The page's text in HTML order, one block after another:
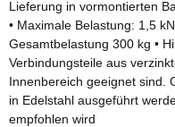
Lieferung in vormontierten
• Maximale Belastung: 1,5
Gesamtbelastung 300 kg •
Verbindungsteile aus
Innenbereich geeignet sind.
in Edelstahl ausgeführt
empfohlen wird